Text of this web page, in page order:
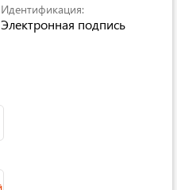
Идентификация:
Электронная подпись